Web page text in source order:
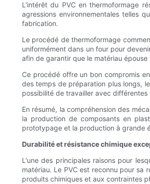
L'intérêt du PVC en thermoformage
agressions environnementales telles
fabrication.
Le procédé de thermoformage
uniformément dans un four pour
afin de garantir que le matériau
Ce procédé offre un bon compromis
des temps de préparation plus longs,
possibilité de travailler avec
En résumé, la compréhension des
la production de composants en
prototypage et la production à grande
Durabilité et résistance chimique
L'une des principales raisons pour
matériau. Le PVC est reconnu pour sa
produits chimiques et aux contraintes